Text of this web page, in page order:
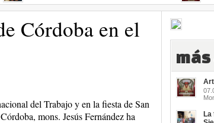
Córdoba en el
del Trabajo y en la fiesta de San
mons. Jesús Fernández ha
La